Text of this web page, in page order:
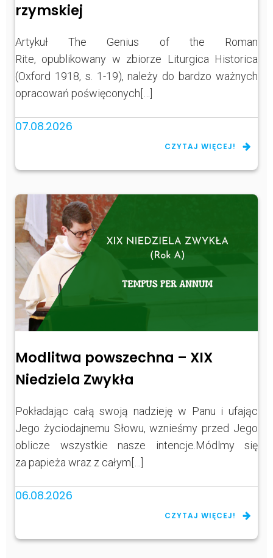
rzymskiej
Artykuł The Genius of the Roman
Rite, opublikowany w zbiorze Liturgica Historica
(Oxford 1918, s. 1-19), należy do bardzo ważnych
opracowań poświęconych[…]
07.08.2026
CZYTAJ WIĘCEJ!
Modlitwa powszechna – XIX
Niedziela Zwykła
Pokładając całą swoją nadzieję w Panu i ufając
Jego życiodajnemu Słowu, wznieśmy przed Jego
oblicze wszystkie nasze intencje.Módlmy się
za papieża wraz z całym[…]
06.08.2026
CZYTAJ WIĘCEJ!